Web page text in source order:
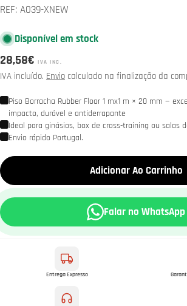
REF: A039-XNEW
Disponível em stock
Preço
normal
28,58€ IVA INC.
IVA incluído. Envio calculado na finalização da
Piso Borracha Rubber Floor 1 mx1 m × 20 mm —
impacto, durável e antiderrapante
Ideal para ginásios, box de cross-training ou salas
Envio rápido Portugal.
Adicionar Ao Carrinho
Falar no WhatsApp
Entrega Expresso